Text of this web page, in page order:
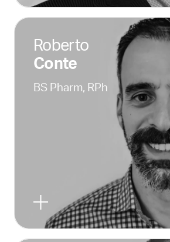
Roberto
Conte
BS Pharm, RPh